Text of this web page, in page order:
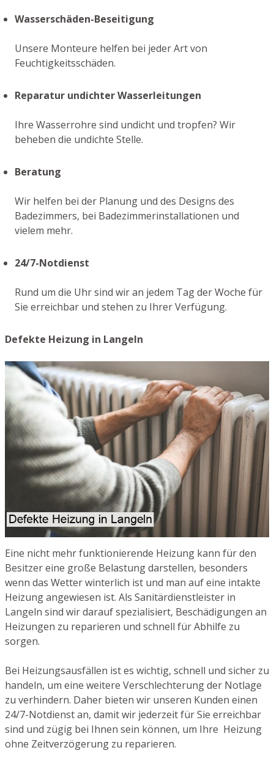
Wasserschäden-Beseitigung
Unsere Monteure helfen bei jeder Art von
Feuchtigkeitsschäden.
Reparatur undichter Wasserleitungen
Ihre Wasserrohre sind undicht und tropfen? Wir
beheben die undichte Stelle.
Beratung
Wir helfen bei der Planung und des Designs des
Badezimmers, bei Badezimmerinstallationen und
vielem mehr.
24/7-Notdienst
Rund um die Uhr sind wir an jedem Tag der Woche für
Sie erreichbar und stehen zu Ihrer Verfügung.
Defekte Heizung in Langeln
Eine nicht mehr funktionierende Heizung kann für den
Besitzer eine große Belastung darstellen, besonders
wenn das Wetter winterlich ist und man auf eine intakte
Heizung angewiesen ist. Als Sanitärdienstleister in
Langeln sind wir darauf spezialisiert, Beschädigungen an
Heizungen zu reparieren und schnell für Abhilfe zu
sorgen.
Bei Heizungsausfällen ist es wichtig, schnell und sicher zu
handeln, um eine weitere Verschlechterung der Notlage
zu verhindern. Daher bieten wir unseren Kunden einen
24/7-Notdienst an, damit wir jederzeit für Sie erreichbar
sind und zügig bei Ihnen sein können, um Ihre Heizung
ohne Zeitverzögerung zu reparieren.